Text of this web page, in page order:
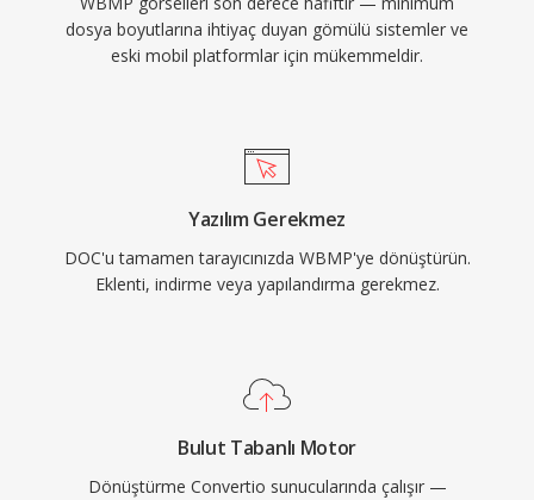
dosya boyutlarına ihtiyaç duyan gömülü sistemler ve
eski mobil platformlar için mükemmeldir.
Yazılım Gerekmez
DOC'u tamamen tarayıcınızda WBMP'ye dönüştürün.
Eklenti, indirme veya yapılandırma gerekmez.
Bulut Tabanlı Motor
Dönüştürme Convertio sunucularında çalışır —